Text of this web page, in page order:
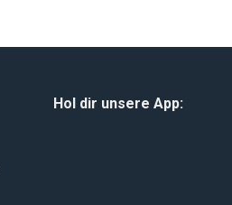
Hol dir unsere App: